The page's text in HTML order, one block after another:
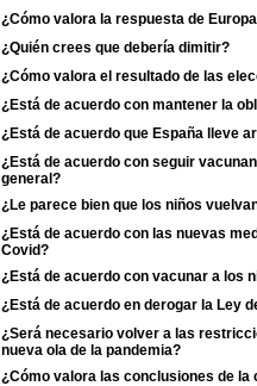
¿Cómo valora la respuesta de
¿Quién crees que debería dimitir?
¿Cómo valora el resultado de las
¿Está de acuerdo con mantener la
¿Está de acuerdo que España lleve
¿Está de acuerdo con seguir
general?
¿Le parece bien que los niños
¿Está de acuerdo con las nuevas
Covid?
¿Está de acuerdo con vacunar a los
¿Está de acuerdo en derogar la Ley
¿Será necesario volver a las
nueva ola de la pandemia?
¿Cómo valora las conclusiones de la